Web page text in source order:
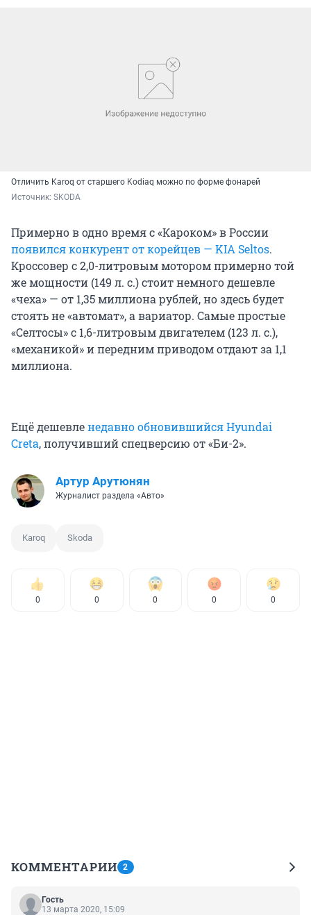
Отличить Karoq от старшего Kodiaq можно по форме фонарей
Источник: SKODA
Примерно в одно время с «Кароком» в России
появился конкурент от корейцев — KIA Seltos.
Кроссовер с 2,0-литровым мотором примерно той
же мощности (149 л. с.) стоит немного дешевле
«чеха» — от 1,35 миллиона рублей, но здесь будет
стоять не «автомат», а вариатор. Самые простые
«Селтосы» с 1,6-литровым двигателем (123 л. с.),
«механикой» и передним приводом отдают за 1,1
миллиона.
Ещё дешевленедавно обновившийся Hyundai
Creta, получивший спецверсию от «Би-2».
Артур Арутюнян
Журналист раздела «Авто»
Karoq Skoda
0 0 0 0 0
КОММЕНТАРИИ 2
Гость
13 марта 2020, 15:09